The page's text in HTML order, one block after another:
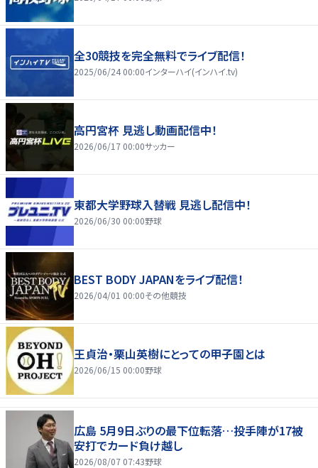
全30競技を完全無料でライブ配信！
2025/06/24 00:00インターハイ(インハイ.tv)
高円宮杯 見逃し動画配信中！
2026/06/17 00:00サッカー
東都大学野球入替戦 見逃し配信中！
2026/06/30 00:00野球
BEST BODY JAPANをライブ配信！
2026/04/01 00:00その他競技
王貞治・栗山英樹にとっての甲子園とは
2026/06/15 00:00野球
広島 5月9日ぶりの最下位転落…投手陣が17被
安打でカード負け越し
2026/08/07 07:43野球